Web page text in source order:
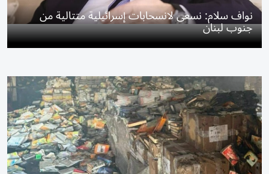
نواف سلام: نسعى لانسحابات إسرائيلية متتالية من
جنوب لبنان